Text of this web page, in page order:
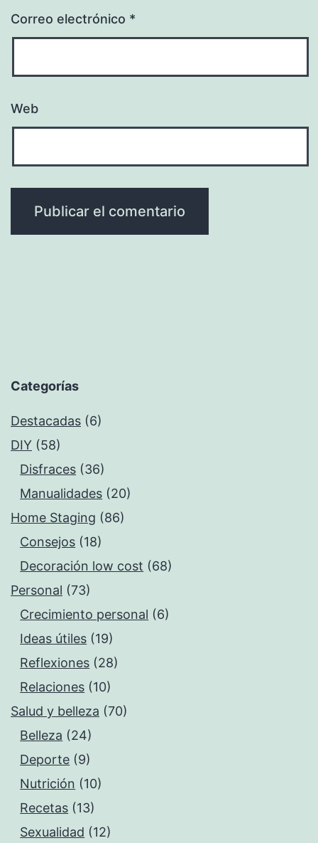
Correo electrónico *
Web
Categorías
Destacadas (6)
DIY (58)
Disfraces (36)
Manualidades (20)
Home Staging (86)
Consejos (18)
Decoración low cost (68)
Personal (73)
Crecimiento personal (6)
Ideas útiles (19)
Reflexiones (28)
Relaciones (10)
Salud y belleza (70)
Belleza (24)
Deporte (9)
Nutrición (10)
Recetas (13)
Sexualidad (12)